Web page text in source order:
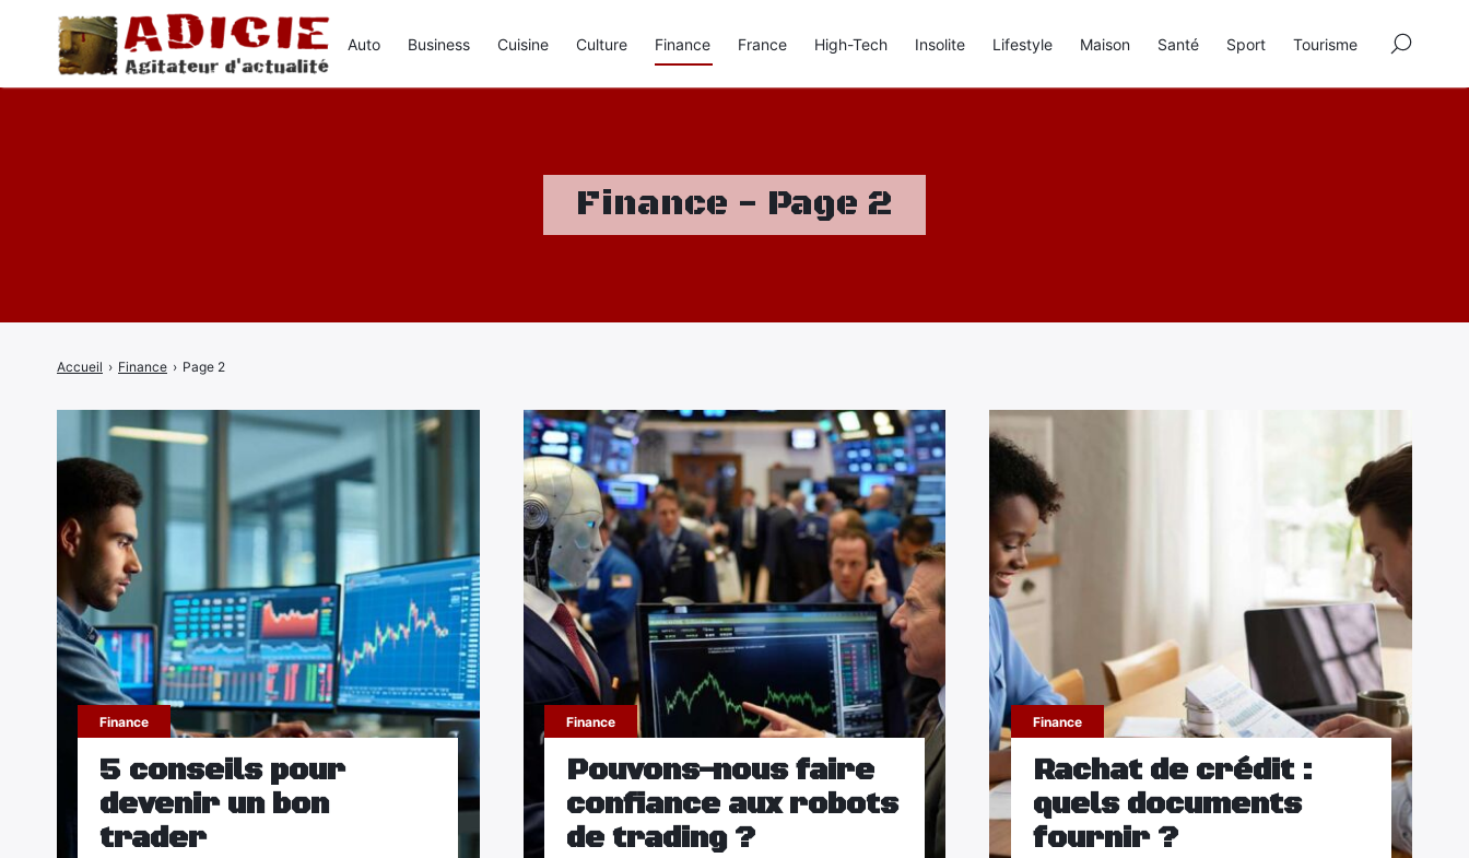
Finance - Page 2
Accueil › Finance › Page 2
Finance
5 conseils pour
devenir un bon
trader
Finance
Pouvons-nous faire
confiance aux robots
de trading ?
Finance
Rachat de crédit :
quels documents
fournir ?
Auto Business Cuisine Culture Finance France High-Tech Insolite Lifestyle Maison Santé Sport Tourisme